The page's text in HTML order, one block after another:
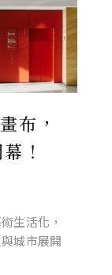
布，
！
生活化，
城市展開